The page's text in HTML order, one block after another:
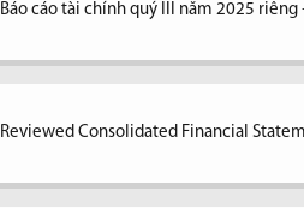
Báo cáo tài chính quý III năm 2025
Reviewed Consolidated Financial